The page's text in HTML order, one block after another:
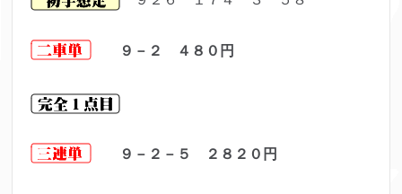
９－２ ４８０円
９－２－５ ２８２０円